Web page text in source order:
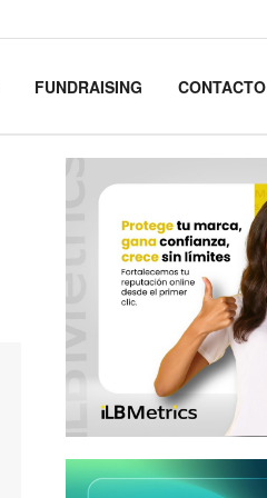
FUNDRAISING CONTACTO